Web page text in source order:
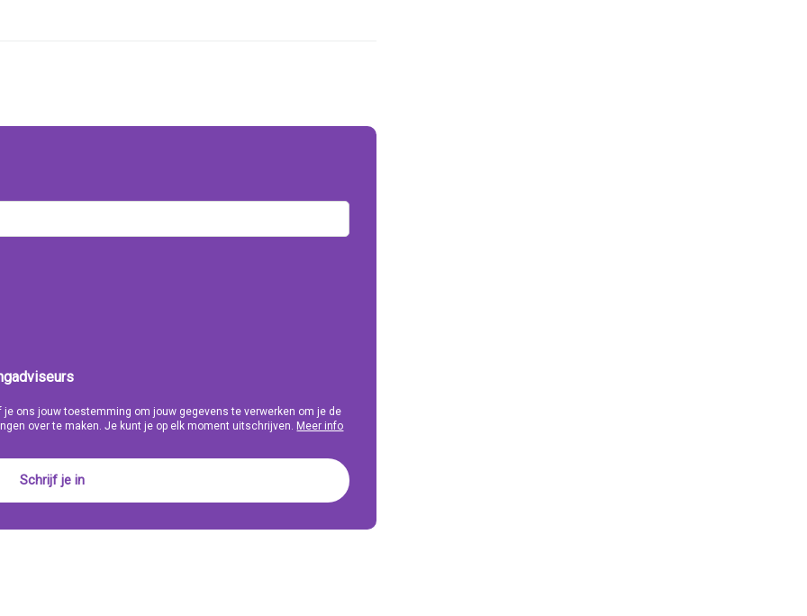
ons jouw toestemming om jouw gegevens te verwerken om je de
over te maken. Je kunt je op elk moment uitschrijven. Meer info